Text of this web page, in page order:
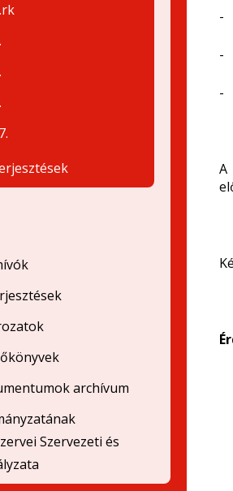
-
-
-
A
archívum
Szervezeti és